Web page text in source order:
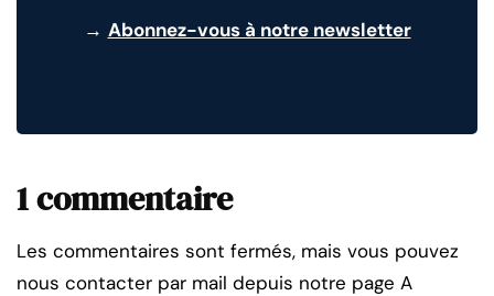
→ Abonnez-vous à notre newsletter
1 commentaire
Les commentaires sont fermés, mais vous pouvez
nous contacter par mail depuis notre page A